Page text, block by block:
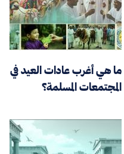
ما هي أغرب عادات العيد في
المجتمعات المسلمة؟